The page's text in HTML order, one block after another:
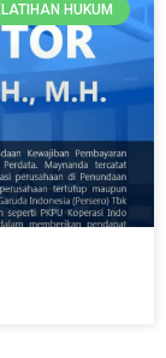
HUKUM